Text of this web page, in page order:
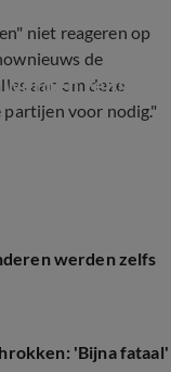
niet reageren op
de
aan om deze
voor nodig."
zelfs
werden zelfs
'Bijna fataal'